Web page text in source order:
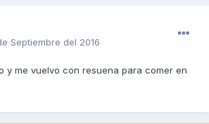
Septiembre del 2016
y me vuelvo con resuena para comer en